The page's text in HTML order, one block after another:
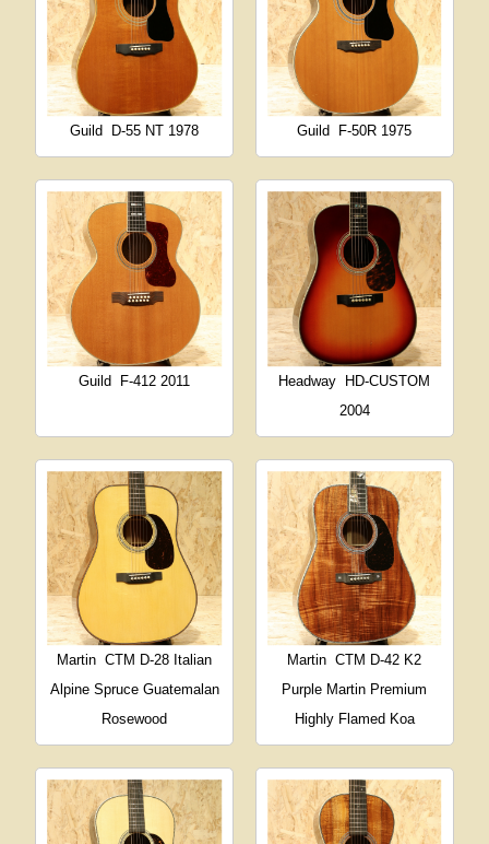
Guild D-55 NT 1978 Guild F-50R 1975
Guild F-412 2011 Headway
HD-CUSTOM
2004
Martin CTM D-28 Italian
Alpine Spruce Guatemalan
Rosewood
Martin CTM D-42 K2
Purple Martin Premium
Highly Flamed Koa